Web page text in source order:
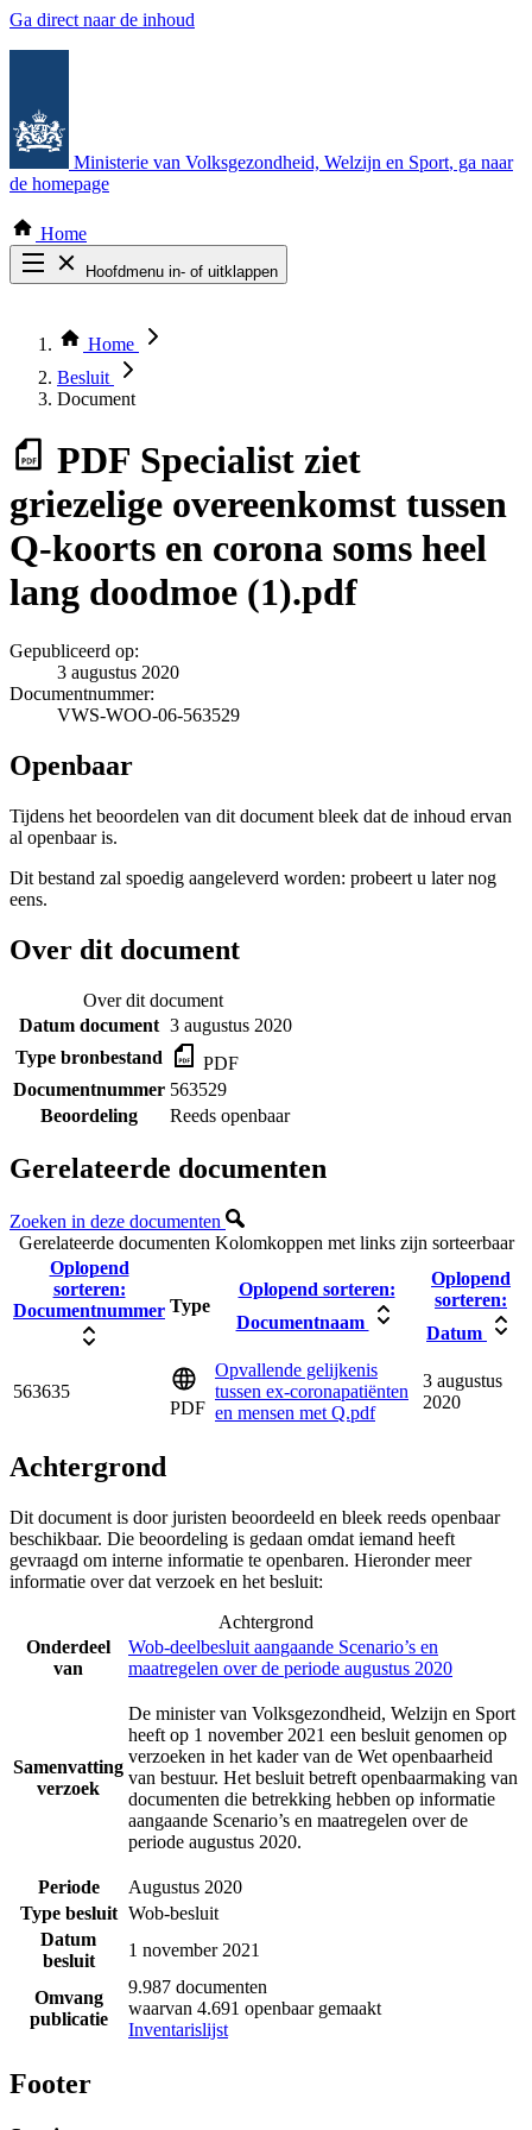
Ga direct naar de inhoud
Ministerie van Volksgezondheid, Welzijn en Sport, ga naar
de homepage
Home
Hoofdmenu in- of uitklappen
Thema COVID-19
Bekijk per bestuursorgaan
Home
Besluit
Document
PDF Specialist ziet
griezelige overeenkomst tussen
Q-koorts en corona soms heel
lang doodmoe (1).pdf
Gepubliceerd op:
3 augustus 2020
Documentnummer:
VWS-WOO-06-563529
Openbaar
Tijdens het beoordelen van dit document bleek dat de inhoud ervan
al openbaar is.
Dit bestand zal spoedig aangeleverd worden: probeert u later nog
eens.
Over dit document
Over dit document
Datum document 3 augustus 2020
Type bronbestand
PDF
Documentnummer 563529
Beoordeling
Reeds openbaar
Gerelateerde documenten
Zoeken in deze documenten
Gerelateerde documenten Kolomkoppen met links zijn sorteerbaar
Oplopend
sorteren:
Documentnummer Type
Oplopend sorteren:
Documentnaam
Oplopend
sorteren:
Datum
563635
PDF
Opvallende gelijkenis
tussen ex-coronapatiënten
en mensen met Q.pdf
3 augustus
2020
Achtergrond
Dit document is door juristen beoordeeld en bleek reeds openbaar
beschikbaar. Die beoordeling is gedaan omdat iemand heeft
gevraagd om interne informatie te openbaren. Hieronder meer
informatie over dat verzoek en het besluit:
Achtergrond
Onderdeel
van
Wob-deelbesluit aangaande Scenario’s en
maatregelen over de periode augustus 2020
Samenvatting
verzoek
De minister van Volksgezondheid, Welzijn en Sport
heeft op 1 november 2021 een besluit genomen op
verzoeken in het kader van de Wet openbaarheid
van bestuur. Het besluit betreft openbaarmaking van
documenten die betrekking hebben op informatie
aangaande Scenario’s en maatregelen over de
periode augustus 2020.
Periode
Augustus 2020
Type besluit Wob-besluit
Datum
besluit
1 november 2021
Omvang
publicatie
9.987 documenten
waarvan 4.691 openbaar gemaakt
Inventarislijst
Footer